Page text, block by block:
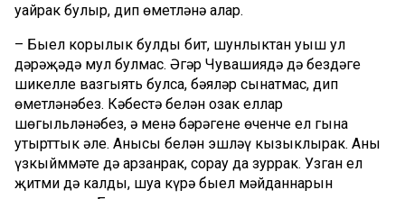
уңайрак булыр, дип өметләнә алар.
– Быел корылык булды бит, шунлыктан уңыш ул
дәрәҗәдә мул булмас. Әгәр Чувашиядә дә бездәге
шикелле вазгыять булса, бәяләр сынатмас, дип
өметләнәбез. Кәбестә белән озак еллар
шөгыльләнәбез, ә менә бәрәңгене өченче ел гына
утырттык әле. Анысы белән эшләү кызыклырак. Аның
үзкыйммәте дә арзанрак, сорау да зуррак. Узган ел
җитми дә калды, шуңа күрә быел мәйданнарын